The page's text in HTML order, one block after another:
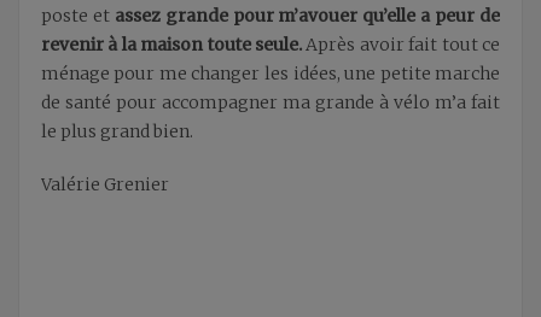
poste et assez grande pour m’avouer qu’elle a peur de
revenir à la maison toute seule.Après avoir fait tout ce
ménage pour me changer les idées, une petite marche
de santé pour accompagner ma grande à vélo m’a fait
le plus grand bien.
Valérie Grenier